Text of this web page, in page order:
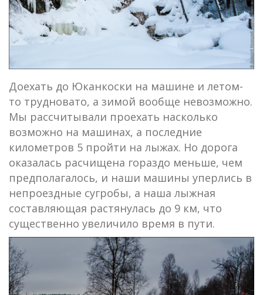
Доехать до Юканкоски на машине и летом-
то трудновато, а зимой вообще невозможно.
Мы рассчитывали проехать насколько
возможно на машинах, а последние
километров 5 пройти на лыжах. Но дорога
оказалась расчищена гораздо меньше, чем
предполагалось, и наши машины уперлись в
непроездные сугробы, а наша лыжная
составляющая растянулась до 9 км, что
существенно увеличило время в пути.